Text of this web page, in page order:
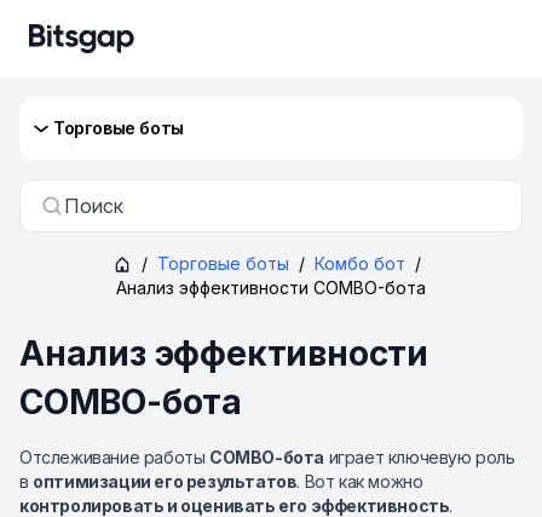
Торговые боты
Поиск
/ Торговые боты / Комбо бот /
Анализ эффективности COMBO-бота
Анализ эффективности
COMBO-бота
Отслеживание работы COMBO-бота играет ключевую роль
в оптимизации его результатов. Вот как можно
контролировать и оценивать его эффективность.